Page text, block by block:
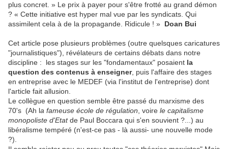
plus concret. » Le prix à payer pour s'être frotté au grand démon
? « Cette initiative est hyper mal vue par les syndicats. Qui
assimilent cela à de la propagande. Ridicule ! » Doan Bui
Cet article pose plusieurs problèmes (outre quelsques caricatures
"journalistiques"), révélateurs de certains débats dans notre
discipline : les stages sur les "fondamentaux" posaient la
question des contenus à enseigner, puis l'affaire des stages
en entreprise avec le MEDEF (via l'institut de l'entreprise) dont
l'article fait allusion.
Le collègue en question semble être passé du marxisme des
70's (Ah la fameuse école de régulation , voire le capitalisme
monopoliste d'Etatde Paul Boccara qui s'en souvient ?...) au
libéralisme tempéré (n'est-ce pas - là aussi- une nouvelle mode
?).